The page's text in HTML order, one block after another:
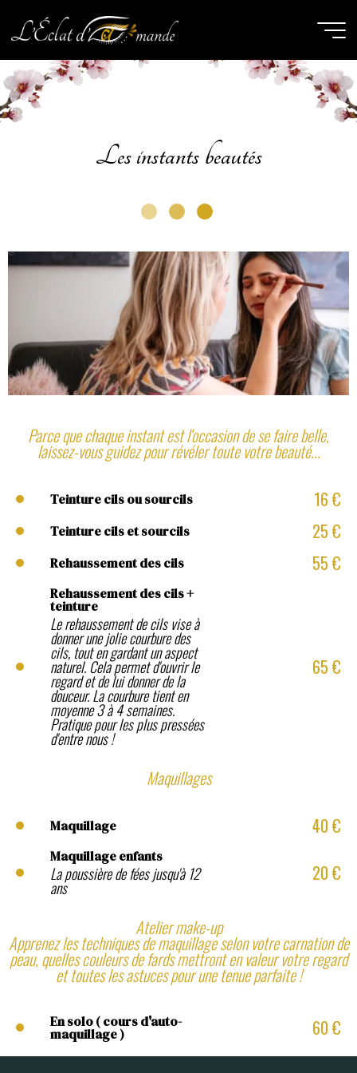
Les instants beautés
Parce que chaque instant est l'occasion de se faire belle,
laissez-vous guidez pour révéler toute votre beauté...
Teinture cils ou sourcils 16 €
Teinture cils et sourcils 25 €
Rehaussement des cils 55 €
Rehaussement des cils +
teinture
Le rehaussement de cils vise à
donner une jolie courbure des
cils, tout en gardant un aspect
naturel. Cela permet d'ouvrir le
regard et de lui donner de la
douceur. La courbure tient en
moyenne 3 à 4 semaines.
Pratique pour les plus pressées
d'entre nous !
65 €
Maquillages
Maquillage 40 €
Maquillage enfants
La poussière de fées jusqu'à 12
ans
20 €
Atelier make-up
Apprenez les techniques de maquillage selon votre carnation de
peau, quelles couleurs de fards mettront en valeur votre regard
et toutes les astuces pour une tenue parfaite !
En solo ( cours d'auto-
maquillage ) 60 €